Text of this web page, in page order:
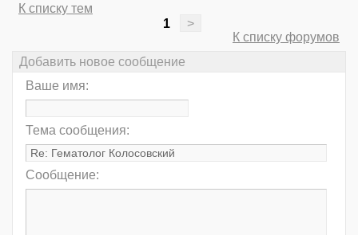
К списку тем
1
>
К списку форумов
Добавить новое сообщение
Ваше имя:
Тема сообщения:
Сообщение: